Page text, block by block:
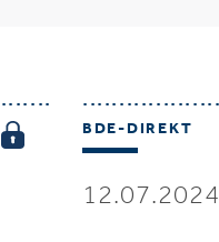
BDE-DIREKT
12.07.2024